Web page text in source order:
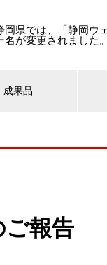
岡県では、「静岡ウ
名が変更されました
成果品
ご報告